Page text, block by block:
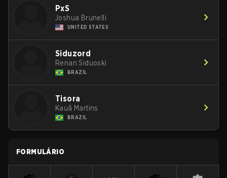
PxS
Joshua Brunelli
UNITED STATES
Siduzord
Renan Siduoski
BRAZIL
Tisora
Kauã Martins
BRAZIL
FORMULÁRIO